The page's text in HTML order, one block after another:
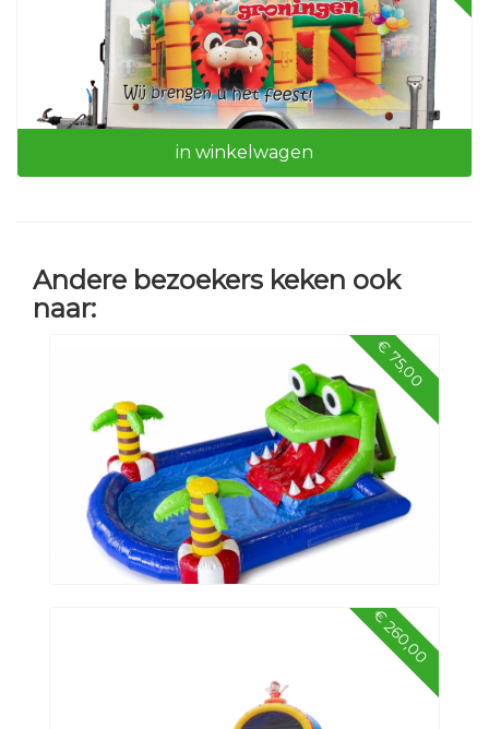
Kabelhaspel 50 mtr
Aanhangwagen
in winkelwagen
Andere bezoekers keken ook
naar:
€ 75,00
€ 260,00